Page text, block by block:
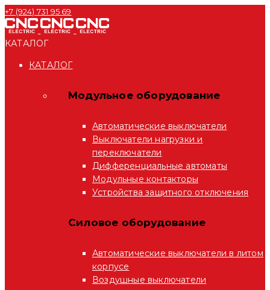
+7 (924) 731 95 69
КАТАЛОГ
КАТАЛОГ
Модульное оборудование
Автоматические выключатели
Выключатели нагрузки и
переключатели
Дифференциальные автоматы
Модульные контакторы
Устройства защитного отключения
Силовое оборудование
Автоматические выключатели в литом
корпусе
Воздушные выключатели